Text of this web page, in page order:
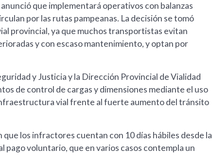
que implementará operativos con balanzas
por las rutas pampeanas. La decisión se tomó
provincial, ya que muchos transportistas evitan
y con escaso mantenimiento, y optan por
y Justicia y la Dirección Provincial de Vialidad
de control de cargas y dimensiones mediante el uso
vial frente al fuerte aumento del tránsito
los infractores cuentan con 10 días hábiles desde la
voluntario, que en varios casos contempla un